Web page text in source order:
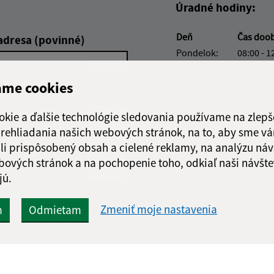
cookies
a ďalšie technológie sledovania používame na
našich webových stránok, na to, aby sme
prispôsobený obsah a cielené reklamy, na analýzu
stránok a na pochopenie toho, odkiaľ naši
Odmietam Zmeniť moje nastavenia
(povinné)
Google reCaptcha Response
Odoslať správu
Úradné hodiny:
Deň Čas
Pondelok:
08:00 -
Piatok:
08:00 -
Obedňajšia